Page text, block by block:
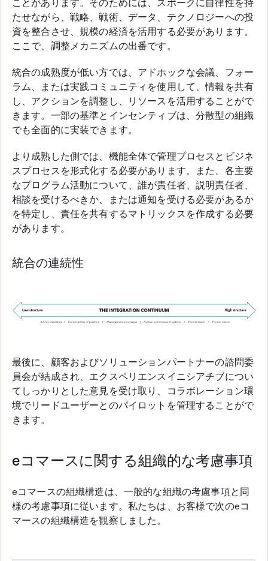
ことがあります。そのためには、スポークに自律性を持
たせながら、戦略、戦術、データ、テクノロジーへの投
資を整合させ、規模の経済を活用する必要があります。
ここで、調整メカニズムの出番です。
統合の成熟度が低い方では、アドホックな会議、フォー
ラム、または実践コミュニティを使用して、情報を共有
し、アクションを調整し、リソースを活用することがで
きます。一部の基準とインセンティブは、分散型の組織
でも全面的に実装できます。
より成熟した側では、機能全体で管理プロセスとビジネ
スプロセスを形式化する必要があります。また、各主要
なプログラム活動について、誰が責任者、説明責任者、
相談を受けるべきか、または通知を受ける必要があるか
を特定し、責任を共有するマトリックスを作成する必要
があります。
統合の連続性
最後に、顧客およびソリューションパートナーの諮問委
員会が結成され、エクスペリエンスイニシアチブについ
てしっかりとした意見を受け取り、コラボレーション環
境でリードユーザーとのパイロットを管理することがで
きます。
eコマースに関する組織的な考慮事項
eコマースの組織構造は、一般的な組織の考慮事項と同
様の考慮事項に従います。私たちは、お客様で次のeコ
マースの組織構造を観察しました。